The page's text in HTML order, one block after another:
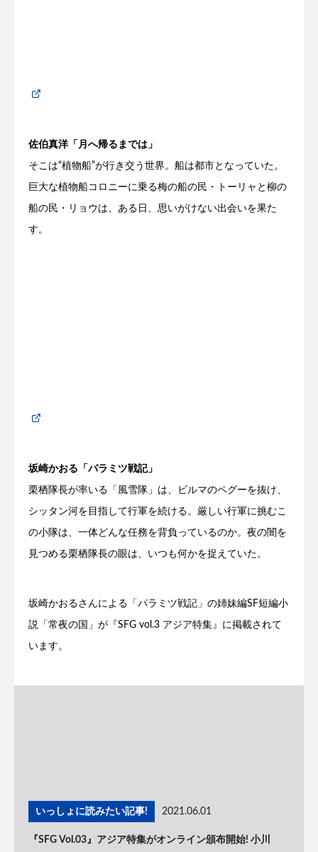
佐伯真洋「月へ帰るまでは」
そこは“植物船”が行き交う世界。船は都市となっていた。
巨大な植物船コロニーに乗る梅の船の民・トーリャと柳の
船の民・リョウは、ある日、思いがけない出会いを果た
す。
坂崎かおる「パラミツ戦記」
栗栖隊長が率いる「風雪隊」は、ビルマのペグーを抜け、
シッタン河を目指して行軍を続ける。厳しい行軍に挑むこ
の小隊は、一体どんな任務を背負っているのか。夜の闇を
見つめる栗栖隊長の眼は、いつも何かを捉えていた。
坂崎かおるさんによる「パラミツ戦記」の姉妹編SF短編小
説「常夜の国」が『SFG vol.3 アジア特集』に掲載されて
います。
いっしょに読みたい記事! 2021.06.01
『SFG Vol.03』アジア特集がオンライン頒布開始! 小川